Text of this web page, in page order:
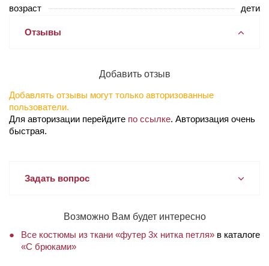
возраст
дети
Отзывы
Добавить отзыв
Добавлять отзывы могут только авторизованные
пользователи.
Для авторизации перейдите по ссылке. Авторизация очень
быстрая.
Задать вопрос
Возможно Вам будет интересно
Все костюмы из ткани «футер 3х нитка петля» в каталоге
«С брюками»